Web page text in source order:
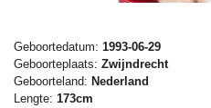
Geboortedatum: 1993-06-29
Geboorteplaats: Zwijndrecht
Geboorteland: Nederland
Lengte: 173cm